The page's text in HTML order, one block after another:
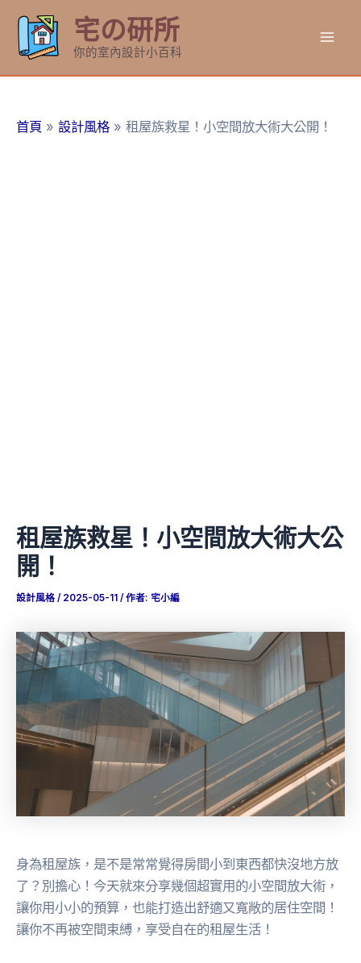
要
宅の研所
你的室內設計小百科
首頁 設計風格 租屋族救星！小空間放大術大公開！
租屋族救星！小空間放大術大公
開！
設計風格 / 2025-05-11 / 作者: 宅小編
身為租屋族，是不是常常覺得房間小到東西都快沒地方放
了？別擔心！今天就來分享幾個超實用的小空間放大術，
讓你用小小的預算，也能打造出舒適又寬敞的居住空間！
讓你不再被空間束縛，享受自在的租屋生活！